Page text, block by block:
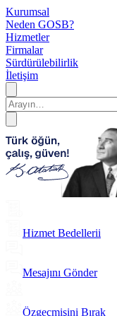
Kurumsal
Neden GOSB?
Hizmetler
Firmalar
Sürdürülebilirlik
İletişim
Hizmet Bedellerii
Mesajını Gönder
Özgeçmişini Bırak